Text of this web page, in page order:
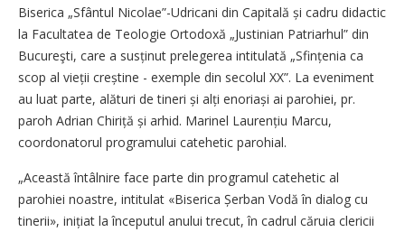
Biserica „Sfântul Nicolae”-Udricani din Capitală și cadru didactic
la Facultatea de Teologie Ortodoxă „Justinian Patriarhul” din
Bucureşti, care a susținut prelegerea intitulată „Sfințenia ca
scop al vieții creștine - exemple din secolul XX”. La eveniment
au luat parte, alături de tineri și alți enoriași ai parohiei, pr.
paroh Adrian Chiriță și arhid. Marinel Laurențiu Marcu,
coordonatorul programului catehetic parohial.
„Această întâlnire face parte din programul catehetic al
parohiei noastre, intitulat «Biserica Șerban Vodă în dialog cu
tinerii», inițiat la începutul anului trecut, în cadrul căruia clericii